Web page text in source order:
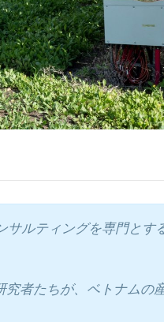
サルティングを専門とす
者たちが、ベトナムの